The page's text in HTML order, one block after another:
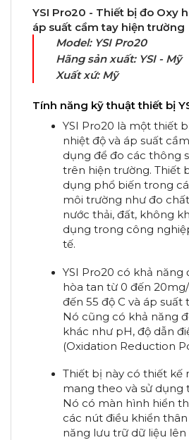
YSI Pro20 - Thiết bị đo Oxy
áp suất cầm tay hiện trường
Model: YSI Pro20
Hãng sản xuất: YSI - Mỹ
Xuất xứ: Mỹ
Tính năng kỹ thuật thiết bị
YSI Pro20 là một thiết
nhiệt độ và áp suất
dụng để đo các thông
trên hiện trường. Thiết
dụng phổ biến trong
môi trường như đo
nước thải, đất, không
dụng trong công
tế.
YSI Pro20 có khả năng
hòa tan từ 0 đến
đến 55 độ C và áp suất
Nó cũng có khả năng
khác như pH, độ dẫn
(Oxidation Reduction
Thiết bị này có thiết kế
mang theo và sử dụng
Nó có màn hình hiển
các nút điều khiển
năng lưu trữ dữ liệu lên